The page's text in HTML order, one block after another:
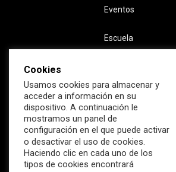
Eventos
Escuela
Súmate ahora al mayor
profesional e
Ciberseguridad
Cookies
Usamos cookies para almacenar y
acceder a información en su
dispositivo. A continuación le
mostramos un panel de
configuración en el que puede activar
o desactivar el uso de cookies.
Haciendo clic en cada uno de los
tipos de cookies encontrará